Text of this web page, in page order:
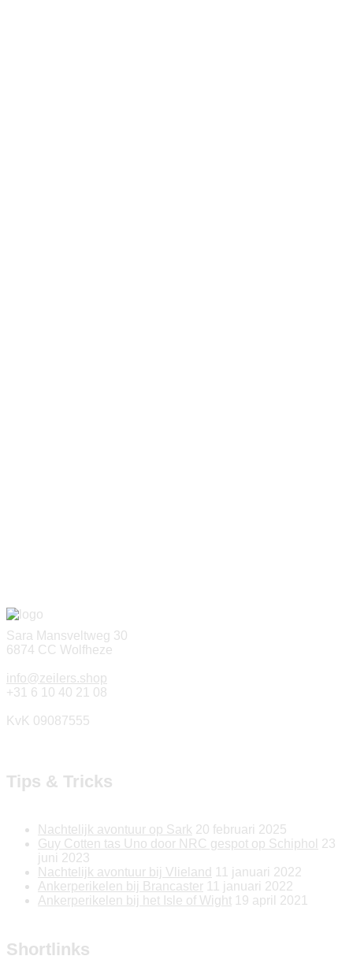
Sara Mansveltweg 30
6874 CC Wolfheze
info@zeilers.shop
+31 6 10 40 21 08
KvK 09087555
Tips & Tricks
Nachtelijk avontuur op Sark 20 februari 2025
Guy Cotten tas Uno door NRC gespot op Schiphol 23
juni 2023
Nachtelijk avontuur bij Vlieland 11 januari 2022
Ankerperikelen bij Brancaster 11 januari 2022
Ankerperikelen bij het Isle of Wight 19 april 2021
Shortlinks